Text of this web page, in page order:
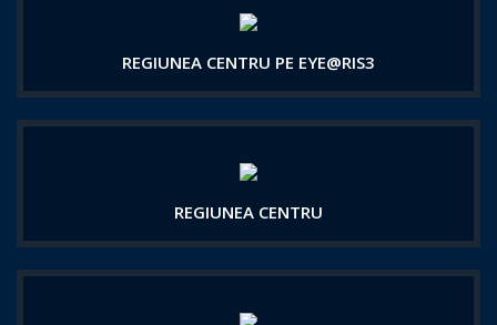
REGIUNEA CENTRU PE EYE@RIS3
REGIUNEA CENTRU